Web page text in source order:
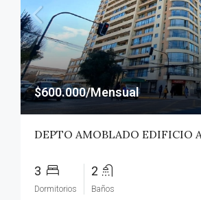
$600.000/Mensual
3
Dormitorios
2
Baños